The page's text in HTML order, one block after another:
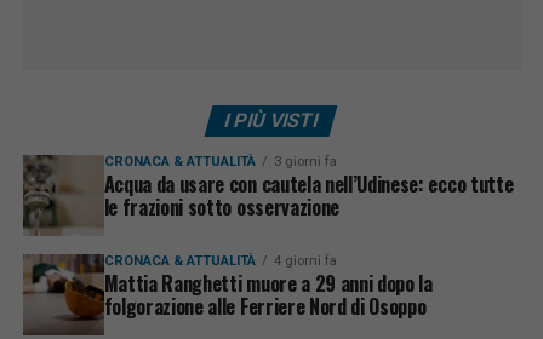
I PIÙ VISTI
CRONACA & ATTUALITÀ 3 giorni fa
Acqua da usare con cautela nell’Udinese: ecco tutte
le frazioni sotto osservazione
CRONACA & ATTUALITÀ 4 giorni fa
Mattia Ranghetti muore a 29 anni dopo la
folgorazione alle Ferriere Nord di Osoppo